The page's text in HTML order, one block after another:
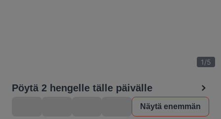
1/5
Pöytä 2 hengelle tälle päivälle
Näytä enemmän